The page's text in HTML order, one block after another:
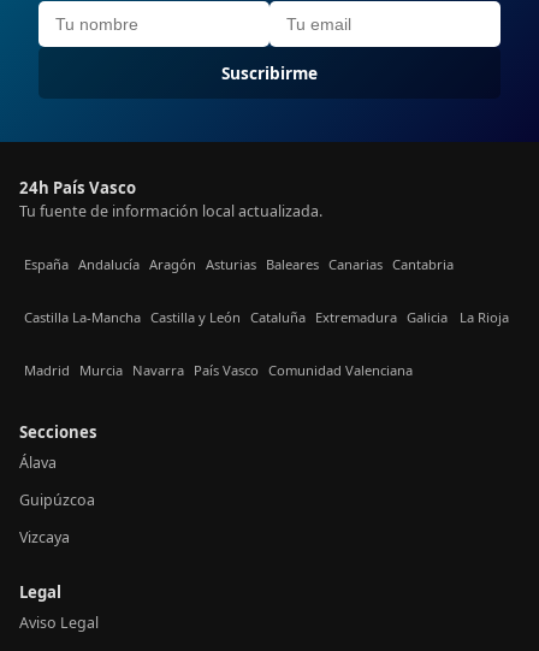
Suscribirme
24h País Vasco
Tu fuente de información local actualizada.
España Andalucía Aragón Asturias Baleares Canarias Cantabria
Castilla La-Mancha Castilla y León Cataluña Extremadura Galicia La Rioja
Madrid Murcia Navarra País Vasco Comunidad Valenciana
Secciones
Álava
Guipúzcoa
Vizcaya
Legal
Aviso Legal